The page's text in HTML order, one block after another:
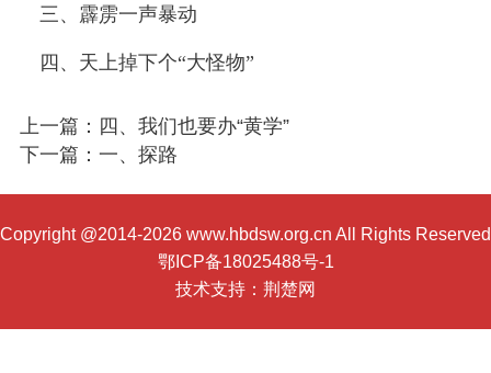
三、霹雳一声暴动
四、天上掉下个“大怪物”
上一篇：四、我们也要办“黄学”
下一篇：一、探路
Copyright @2014-2026 www.hbdsw.org.cn All Rights Reserved
鄂ICP备18025488号-1
技术支持： 荆楚网